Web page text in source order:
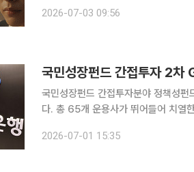
Film 2026’에 참가한 창작자가 직접
2026-07-03 09:56
국민성장펀드 간접투자 2차
국민성장펀드 간접투자분야 정책성
다. 총 65개 운용사가 뛰어들어 치열
2026-07-01 15:35